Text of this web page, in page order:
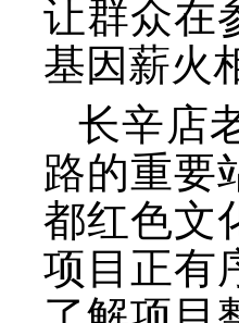
让群众在
基因薪火
长辛店
路的重要
都红色文
项目正有